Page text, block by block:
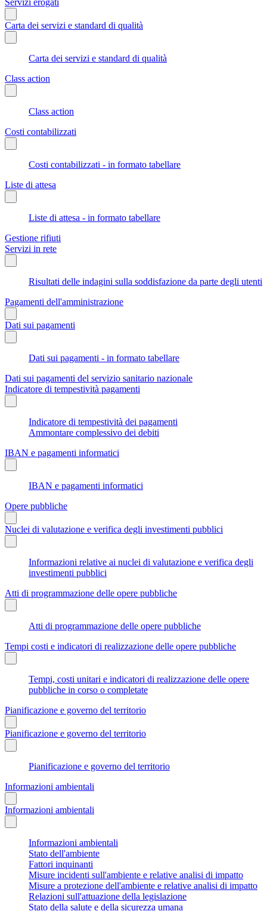
Carta dei servizi e standard di qualità
Carta dei servizi e standard di qualità
Class action
Class action
Costi contabilizzati
Costi contabilizzati - in formato tabellare
Liste di attesa
Liste di attesa - in formato tabellare
Gestione rifiuti
Servizi in rete
Risultati delle indagini sulla soddisfazione da parte degli utenti
Pagamenti dell'amministrazione
Dati sui pagamenti
Dati sui pagamenti - in formato tabellare
Dati sui pagamenti del servizio sanitario nazionale
Indicatore di tempestività pagamenti
Indicatore di tempestività dei pagamenti
Ammontare complessivo dei debiti
IBAN e pagamenti informatici
IBAN e pagamenti informatici
Opere pubbliche
Nuclei di valutazione e verifica degli investimenti pubblici
Informazioni relative ai nuclei di valutazione e verifica degli
investimenti pubblici
Atti di programmazione delle opere pubbliche
Atti di programmazione delle opere pubbliche
Tempi costi e indicatori di realizzazione delle opere pubbliche
Tempi, costi unitari e indicatori di realizzazione delle opere
pubbliche in corso o completate
Pianificazione e governo del territorio
Pianificazione e governo del territorio
Pianificazione e governo del territorio
Informazioni ambientali
Informazioni ambientali
Informazioni ambientali
Stato dell'ambiente
Fattori inquinanti
Misure incidenti sull'ambiente e relative analisi di impatto
Misure a protezione dell'ambiente e relative analisi di impatto
Relazioni sull'attuazione della legislazione
Stato della salute e della sicurezza umana